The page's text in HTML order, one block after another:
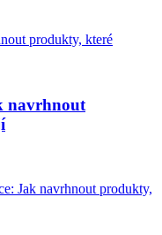
navrhnout
Jak navrhnout produkty,